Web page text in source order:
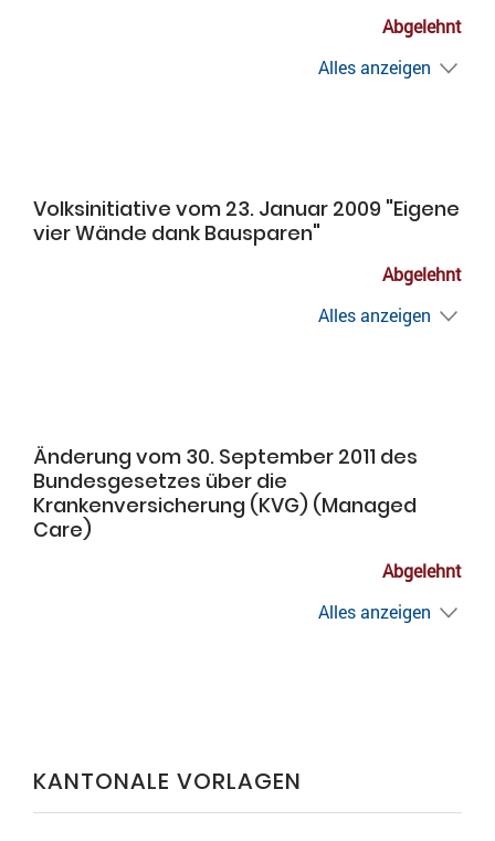
Abgelehnt
Alles anzeigen
Volksinitiative vom 23. Januar 2009 "Eigene
vier Wände dank Bausparen"
Abgelehnt
Alles anzeigen
Änderung vom 30. September 2011 des
Bundesgesetzes über die
Krankenversicherung (KVG) (Managed
Care)
Abgelehnt
Alles anzeigen
KANTONALE VORLAGEN